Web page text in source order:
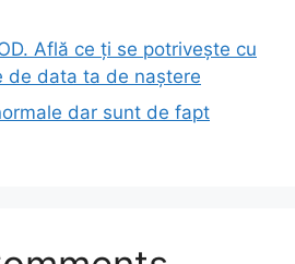
Află ce ți se potrivește cu
de data ta de naștere
dar sunt de fapt